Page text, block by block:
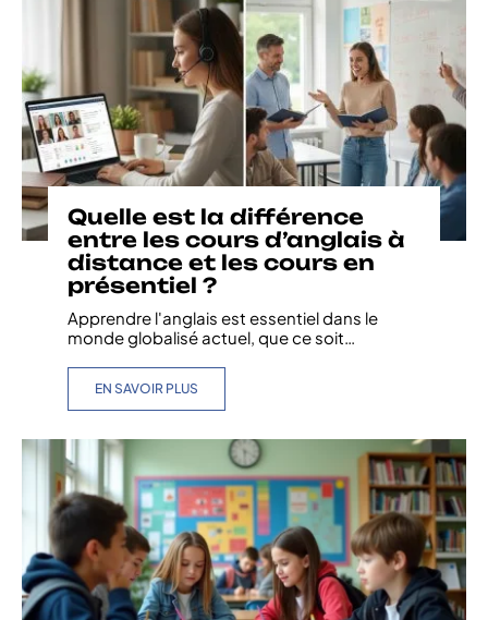
Quelle est la différence
entre les cours d’anglais à
distance et les cours en
présentiel ?
Apprendre l'anglais est essentiel dans le
monde globalisé actuel, que ce soit…
EN SAVOIR PLUS